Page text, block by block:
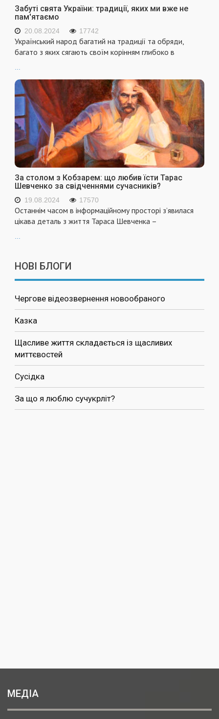
Забуті свята України: традиції, яких ми вже не
пам'ятаємо
20.08.2024 17742
Український народ багатий на традиції та обряди,
багато з яких сягають своїм корінням глибоко в
За столом з Кобзарем: що любив їсти Тарас
Шевченко за свідченнями сучасників?
19.08.2024 17570
Останнім часом в інформаційному просторі з’явилася
цікава деталь з життя Тараса Шевченка –
НОВІ БЛОГИ
Чергове відеозвернення новообраного
Казка
Щасливе життя складається із щасливих
миттєвостей
Сусідка
За що я люблю сучукрліт?
МЕДІА